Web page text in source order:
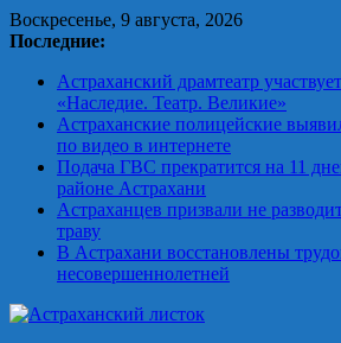
Skip
to
Воскресенье, 9 августа, 2026
Последние:
Астраханский драмтеатр
«Наследие. Театр. Великие»
Астраханские полицейские
по видео в интернете
Подача ГВС прекратится на 11
районе Астрахани
Астраханцев призвали не
траву
В Астрахани восстановлены
несовершеннолетней